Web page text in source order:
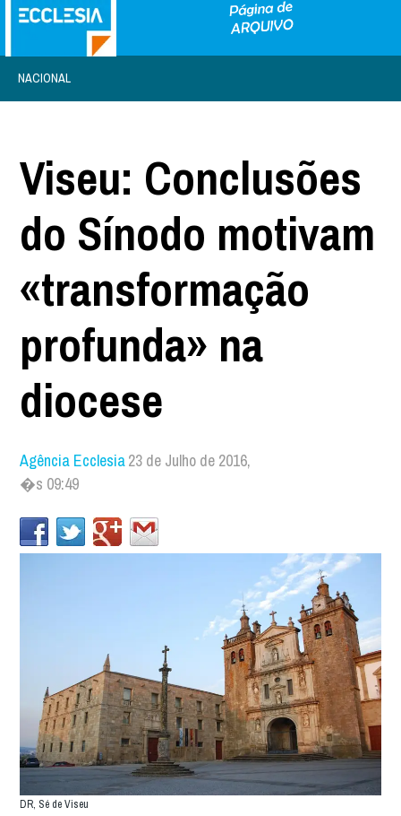
NACIONAL
Viseu: Conclusões
do Sínodo motivam
«transformação
profunda» na
diocese
Agência Ecclesia23 de Julho de 2016,
�s 09:49
DR, Sé de Viseu